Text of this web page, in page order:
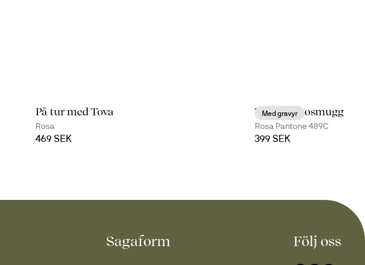
På tur med Tova
Rosa
469 SEK
Med gravyr
Tova termosmugg
Rosa Pantone 489C
399 SEK
Sagaform Följ oss